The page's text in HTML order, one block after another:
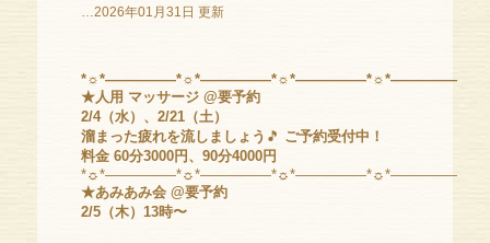
…2026年01月31日 更新
★人用 マッサージ @要予約
2/4（水）、2/21（土）
溜まった疲れを流しましょう 🎵 ご予約受付中！
料金 60分3000円、90分4000円
★あみあみ会 @要予約
2/5（木）13時〜